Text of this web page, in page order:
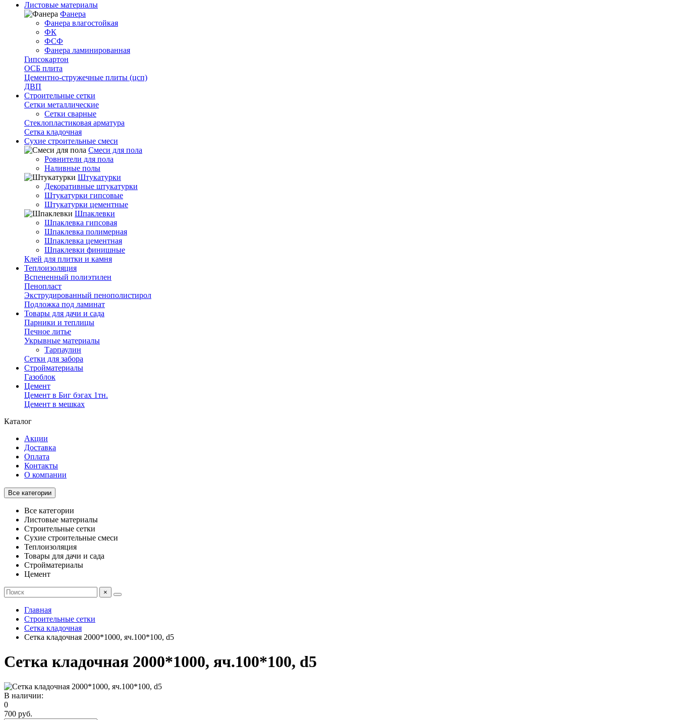
Листовые материалы
Фанера
Фанера влагостойкая
ФК
ФСФ
Фанера ламинированная
Гипсокартон
ОСБ плита
Цементно-стружечные плиты (цсп)
ДВП
Строительные сетки
Сетки металлические
Сетки сварные
Стеклопластиковая арматура
Сетка кладочная
Сухие строительные смеси
Смеси для пола
Ровнители для пола
Наливные полы
Штукатурки
Декоративные штукатурки
Штукатурки гипсовые
Штукатурки цементные
Шпаклевки
Шпаклевка гипсовая
Шпаклевка полимерная
Шпаклевка цементная
Шпаклевки финишные
Клей для плитки и камня
Теплоизоляция
Вспененный полиэтилен
Пенопласт
Экструдированный пенополистирол
Подложка под ламинат
Товары для дачи и сада
Парники и теплицы
Печное литье
Укрывные материалы
Тарпаулин
Сетки для забора
Стройматериалы
Газоблок
Цемент
Цемент в Биг бэгах 1тн.
Цемент в мешках
Каталог
Акции
Доставка
Оплата
Контакты
О компании
Все категории
Все категории
Листовые материалы
Строительные сетки
Сухие строительные смеси
Теплоизоляция
Товары для дачи и сада
Стройматериалы
Цемент
×
Главная
Строительные сетки
Сетка кладочная
Сетка кладочная 2000*1000, яч.100*100, d5
Сетка кладочная 2000*1000, яч.100*100, d5
В наличии:
0
700 руб.